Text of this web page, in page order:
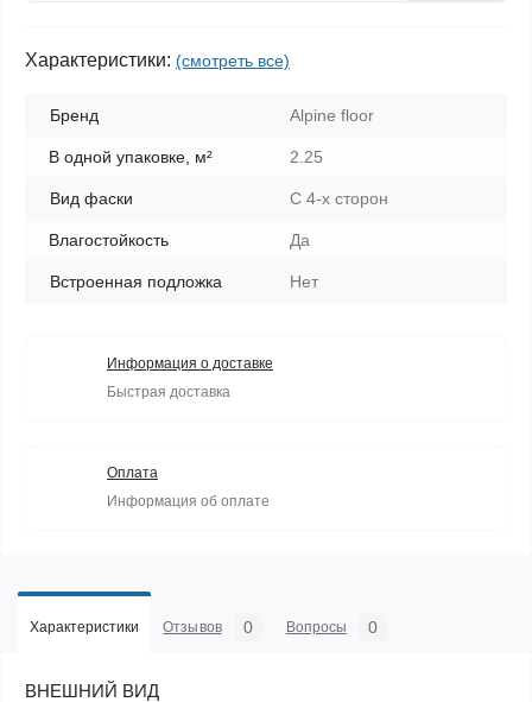
Характеристики: (смотреть все)
Бренд Alpine floor
В одной упаковке, м² 2.25
Вид фаски С 4-х сторон
Влагостойкость Да
Встроенная подложка Нет
Информация о доставке
Быстрая доставка
Оплата
Информация об оплате
Характеристики Отзывов 0 Вопросы 0
ВНЕШНИЙ ВИД